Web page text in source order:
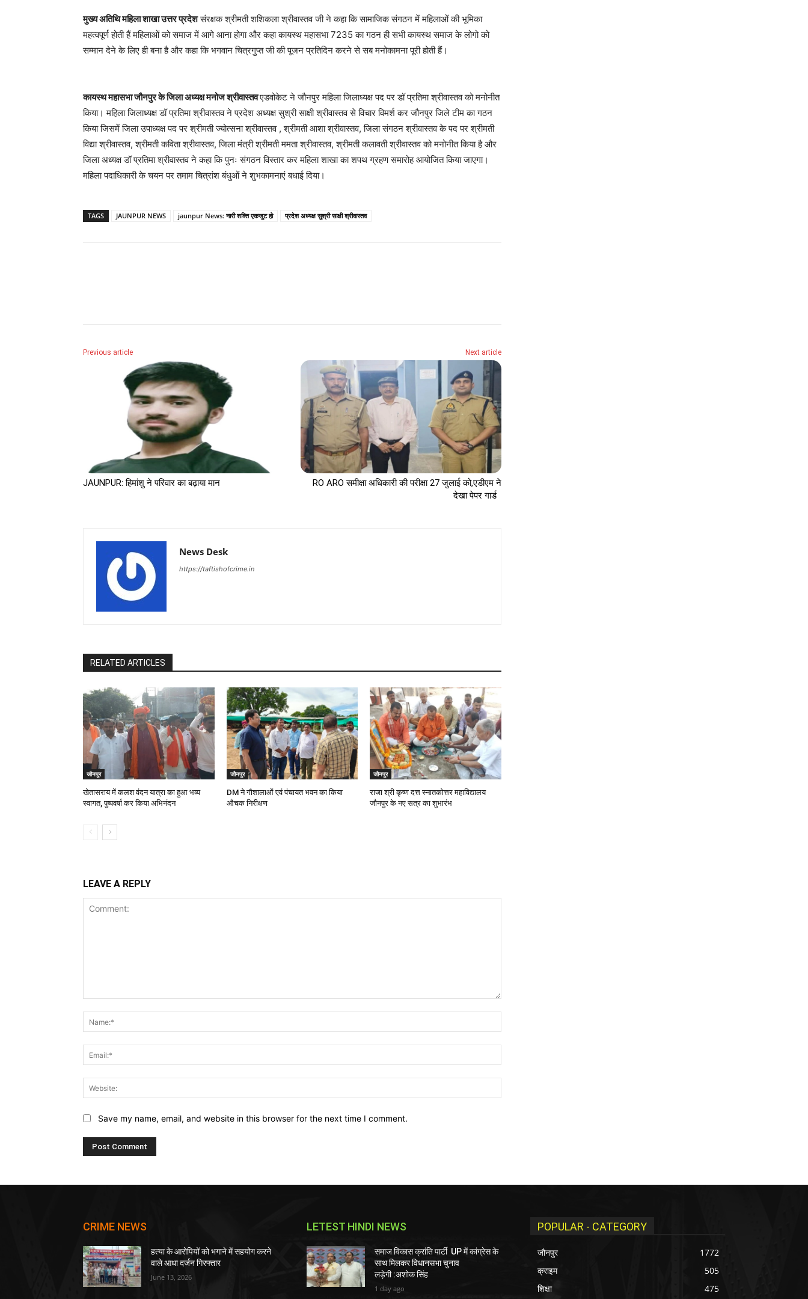
मुख्य अतिथि महिला शाखा उत्तर प्रदेशसंरक्षक श्रीमती शशिकला श्रीवास्तव जी ने कहा कि सामाजिक संगठन में महिलाओं की भूमिका
महत्वपूर्ण होती हैं महिलाओं को समाज में आगे आना होगा और कहा कायस्थ महासभा 7235 का गठन ही सभी कायस्थ समाज के लोगो को
सम्मान देने के लिए ही बना है और कहा कि भगवान चित्रगुप्त जी की पूजन प्रतिदिन करने से सब मनोकामना पूरी होती हैं।
कायस्थ महासभा जौनपुर के जिला अध्यक्ष मनोज श्रीवास्तवएडवोकेट ने जौनपुर महिला जिलाध्यक्ष पद पर डॉ प्रतिमा श्रीवास्तव को मनोनीत
किया। महिला जिलाध्यक्ष डॉ प्रतिमा श्रीवास्तव ने प्रदेश अध्यक्ष सुश्री साक्षी श्रीवास्तव से विचार विमर्श कर जौनपुर जिले टीम का गठन
किया जिसमें जिला उपाध्यक्ष पद पर श्रीमती ज्योत्सना श्रीवास्तव , श्रीमती आशा श्रीवास्तव, जिला संगठन श्रीवास्तव के पद पर श्रीमती
विद्या श्रीवास्तव, श्रीमती कविता श्रीवास्तव, जिला मंत्री श्रीमती ममता श्रीवास्तव, श्रीमती कलावती श्रीवास्तव को मनोनीत किया है और
जिला अध्यक्ष डॉ प्रतिमा श्रीवास्तव ने कहा कि पुनः संगठन विस्तार कर महिला शाखा का शपथ ग्रहण समारोह आयोजित किया जाएगा।
महिला पदाधिकारी के चयन पर तमाम चित्रांश बंधुओं ने शुभकामनाएं बधाई दिया।
TAGS JAUNPUR NEWS jaunpur News: नारी शक्ति एकजुट हो प्रदेश अध्यक्ष सुश्री साक्षी श्रीवास्तव
Previous article
JAUNPUR: हिमांशु ने परिवार का बढ़ाया मान
Next article
RO ARO समीक्षा अधिकारी की परीक्षा 27 जुलाई को,एडीएम ने
देखा पेपर गार्ड
News Desk
https://taftishofcrime.in
RELATED ARTICLES
जौनपुर
खेतासराय में कलश वंदन यात्रा का हुआ भव्य
स्वागत, पुष्पवर्षा कर किया अभिनंदन
जौनपुर
DM ने गौशालाओं एवं पंचायत भवन का किया
औचक निरीक्षण
जौनपुर
राजा श्री कृष्ण दत्त स्नातकोत्तर महाविद्यालय
जौनपुर के नए सत्र का शुभारंभ
LEAVE A REPLY
Save my name, email, and website in this browser for the next time I comment.
CRIME NEWS
हत्या के आरोपियों को भगाने में सहयोग करने
वाले आधा दर्जन गिरफ्तार
June 13, 2026
LETEST HINDI NEWS
समाज विकास क्रांति पार्टी UP में कांग्रेस के
साथ मिलकर विधानसभा चुनाव
लड़ेगी :अशोक सिंह
1 day ago
POPULAR - CATEGORY
जौनपुर
1772
क्राइम
505
शिक्षा
475